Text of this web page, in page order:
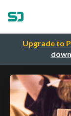
Upgrade to